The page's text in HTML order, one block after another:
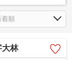
大林